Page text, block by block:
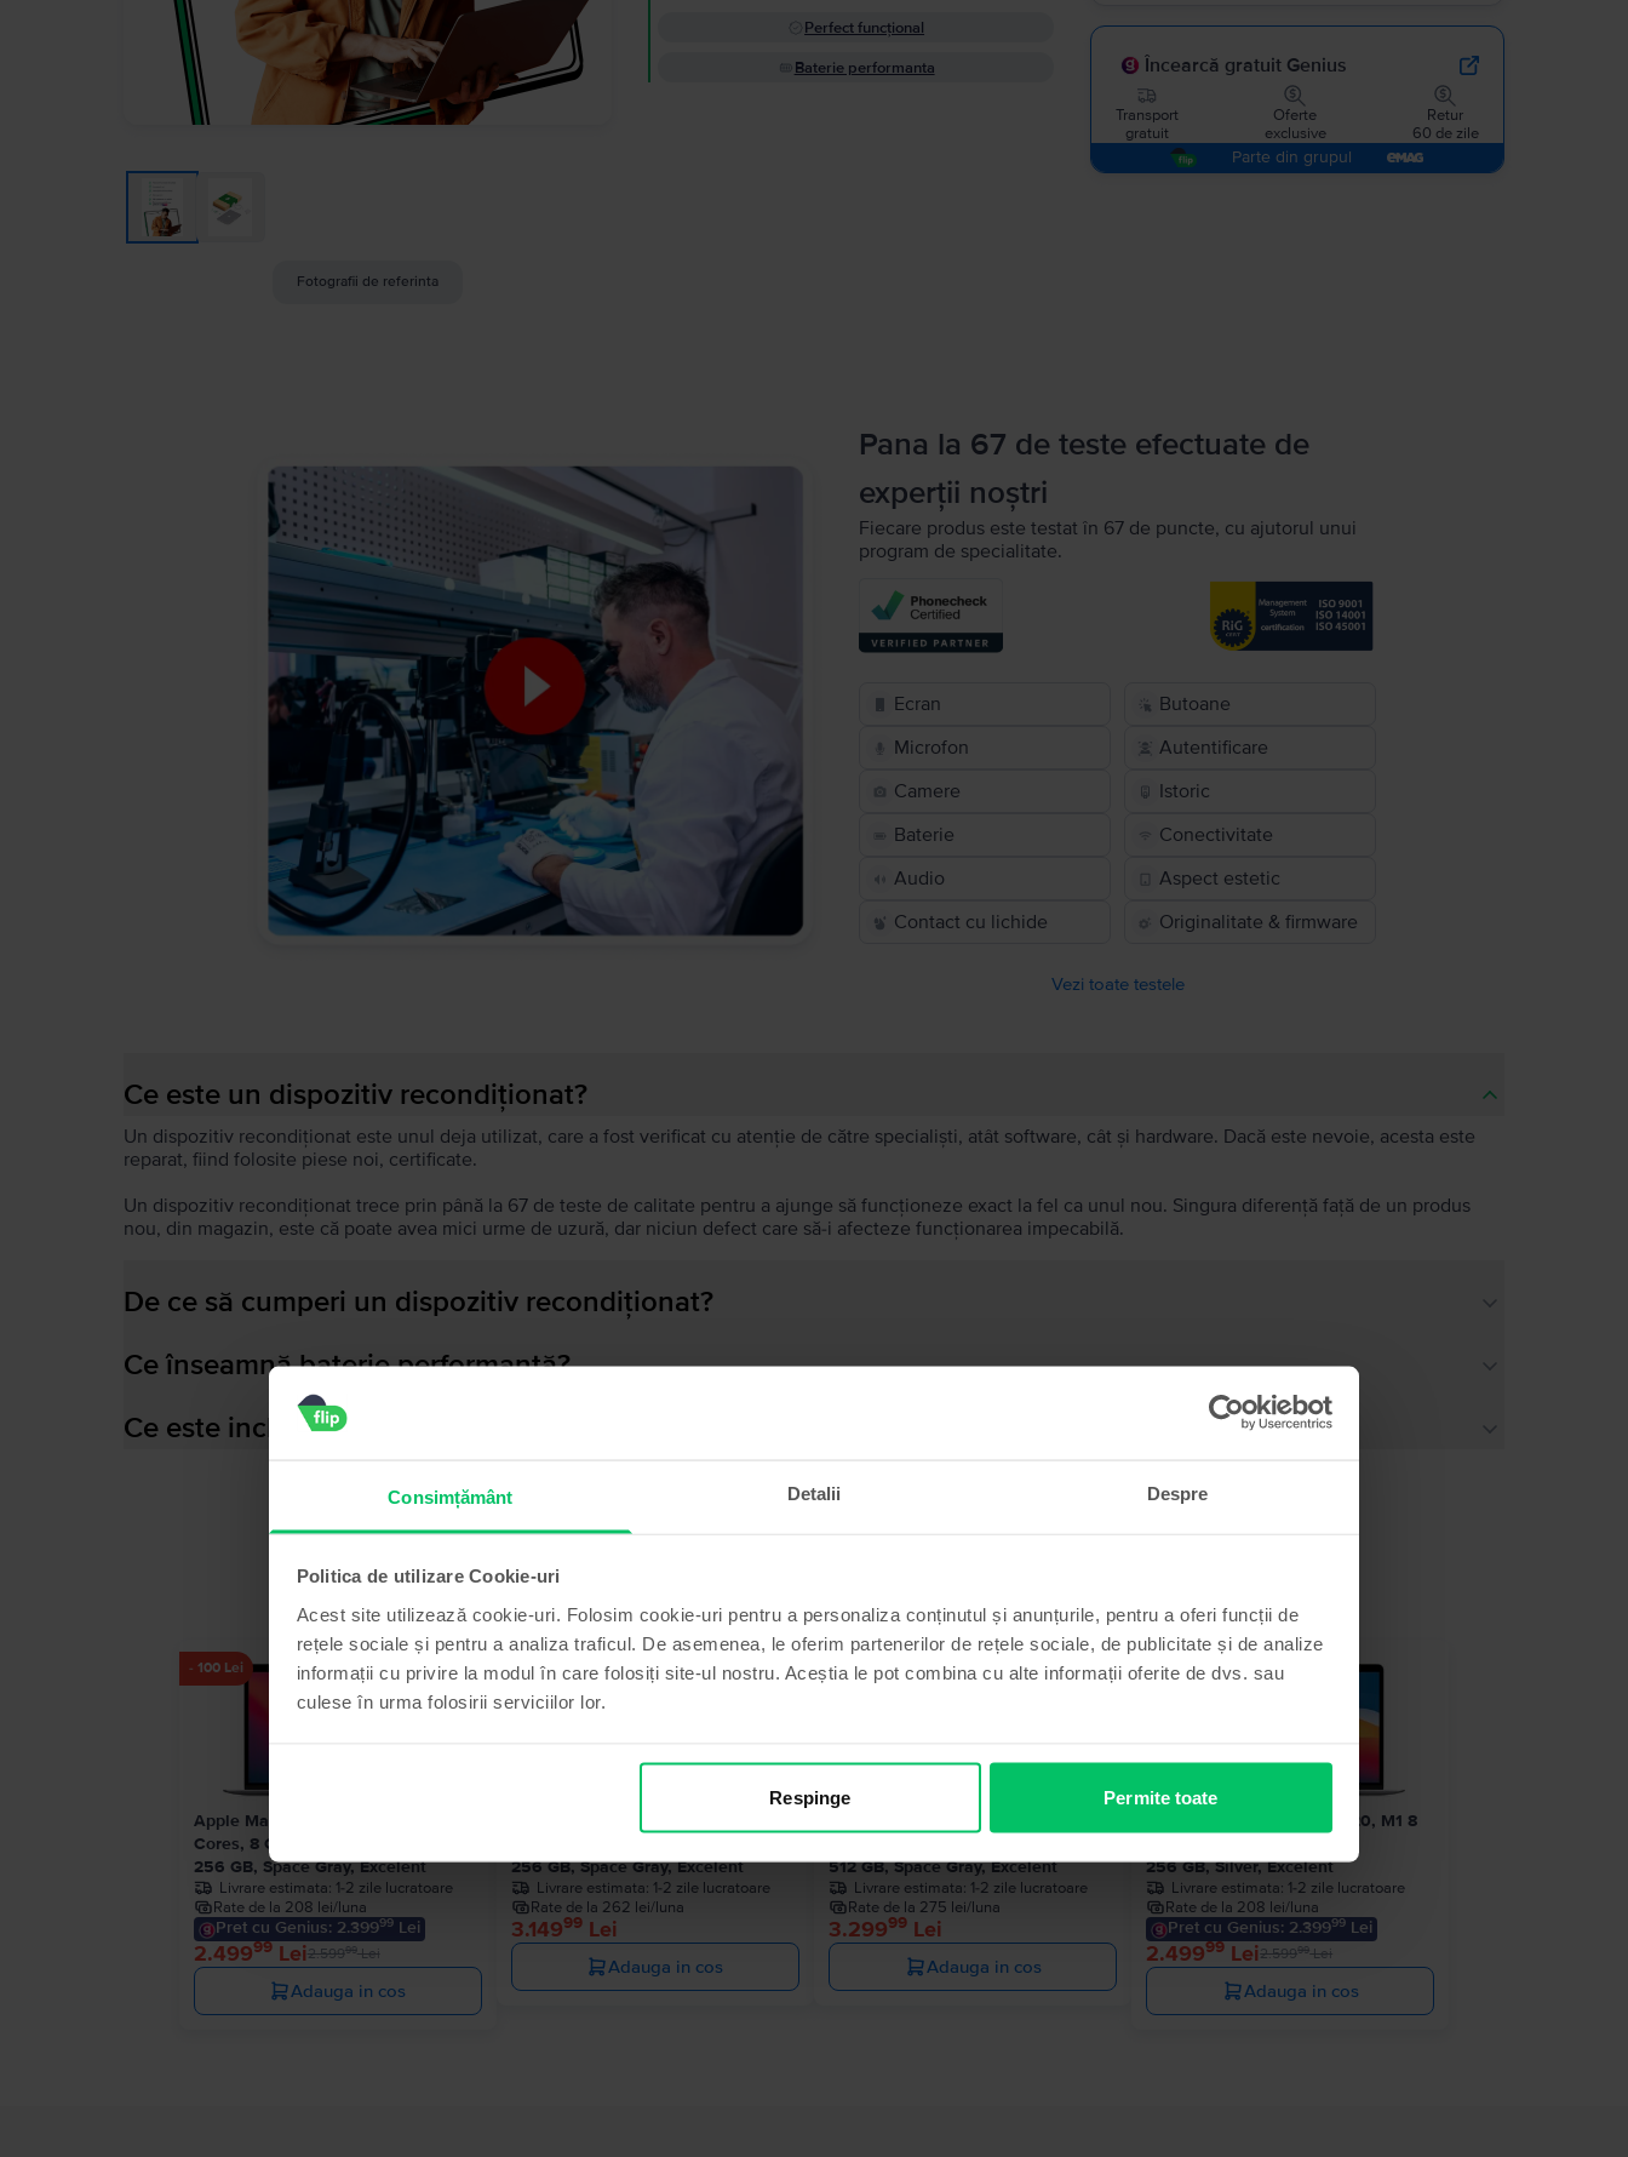
Consimțământ Detalii Despre
Politica de utilizare Cookie-uri
Acest site utilizează cookie-uri. Folosim cookie-uri pentru a personaliza conținutul și anunțurile, pentru a oferi funcții de
rețele sociale și pentru a analiza traficul. De asemenea, le oferim partenerilor de rețele sociale, de publicitate și de analize
informații cu privire la modul în care folosiți site-ul nostru. Aceștia le pot combina cu alte informații oferite de dvs. sau
culese în urma folosirii serviciilor lor.
Respinge Permite toate
Fotografii de referinta
Perfect funcțional
Baterie performanta Încearcă gratuit Genius
Transport
gratuit
Oferte
exclusive
Retur
60 de zile
Parte din grupul
Pana la 67 de teste efectuate de
experții noștri
Fiecare produs este testat în 67 de puncte, cu ajutorul unui
program de specialitate.
Ecran
Butoane
Microfon
Autentificare
Camere
Istoric
Baterie
Conectivitate
Audio
Aspect estetic
Contact cu lichide
Originalitate & firmware
Vezi toate testele
Ce este un dispozitiv recondiționat?
Un dispozitiv recondiționat este unul deja utilizat, care a fost verificat cu atenție de către specialiști, atât software, cât și hardware. Dacă este nevoie, acesta este
reparat, fiind folosite piese noi, certificate.
Un dispozitiv recondiționat trece prin până la 67 de teste de calitate pentru a ajunge să funcționeze exact la fel ca unul nou. Singura diferență față de un produs
nou, din magazin, este că poate avea mici urme de uzură, dar niciun defect care să-i afecteze funcționarea impecabilă.
De ce să cumperi un dispozitiv recondiționat?
Ce înseamnă baterie performantă?
Ce este inclus în cutia dispozitivului?
- 100 Lei
Apple MacBook Air 13″ 2020, M1 8
Cores, 8 GB, 7 core GPU
256 GB, Space Gray, Excelent
Livrare estimata: 1-2 zile lucratoare
Rate de la 208 lei/luna
Pret cu Genius: 2.39999Lei
2.49999Lei2.59999Lei
Adauga in cos
256 GB, Space Gray, Excelent
Livrare estimata: 1-2 zile lucratoare
Rate de la 262 lei/luna
3.14999Lei
Adauga in cos
512 GB, Space Gray, Excelent
Livrare estimata: 1-2 zile lucratoare
Rate de la 275 lei/luna
3.29999 Lei
Adauga in cos
- 100 Lei
Apple MacBook Air 13″ 2020, M1 8
256 GB, Silver, Excelent
Livrare estimata: 1-2 zile lucratoare
Rate de la 208 lei/luna
Pret cu Genius: 2.39999 Lei
2.49999 Lei2.59999Lei
Adauga in cos